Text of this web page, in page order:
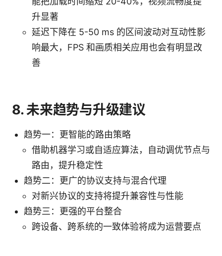
升显著
延迟下降在 5-50 ms 的区间波动对互动性影
响最大，FPS 和画质相关应用也会有明显改
善
8. 未来趋势与升级建议
趋势一：更智能的路由策略
借助机器学习或自适应算法，自动调优节点与
路由，提升稳定性
趋势二：更广的协议支持与混合代理
对新兴协议的支持将提升兼容性与性能
趋势三：更强的平台整合
跨设备、跨系统的一致体验将成为运营要点